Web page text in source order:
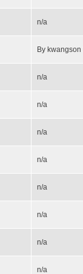
n/a
By kwangson
n/a
n/a
n/a
n/a
n/a
n/a
n/a
n/a